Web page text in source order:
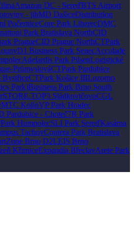
Amazon DC - SereďBTS Airport
- jihMD DašiceDistribution
PočerniceCore Park LiberecDMC
Park Bratislava NorthCID
PragueCID Prague NorthCTPark
D1 Business Park SenecAccolade
Adelardis Park PilsenLogistické
PrůmyslováCTPark Pardubice
BystřiceCTPark Košice IIILozorno
Park)Business Park Brno South
STORE.TOP3 SládkovičovoCGL
MTC KolínVP Park Hradec
Pardubice - Choteč7R Park
HumpolecSLI Park SereďKasárna
TachovContera Park Bratislava
Brno D2LEIS Brno
KřimiceExpandia BřeclavArete Park